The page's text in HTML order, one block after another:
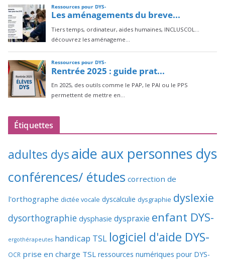
Étiquettes
adultes dysaide aux personnes dys
conférences/ études correction de
l'orthographe dictée vocale dyscalculie dysgraphie dyslexie
dysorthographie dysphasie dyspraxie enfant DYS-
ergothérapeutes handicap TSL logiciel d'aide DYS-
OCR prise en charge TSL ressources numériques pour DYS-